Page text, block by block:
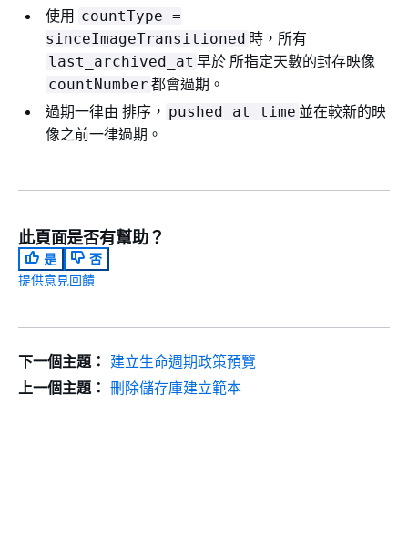
使用 countType =
sinceImageTransitioned 時，所有
last_archived_at 早於 所指定天數的封存映像
countNumber 都會過期。
過期一律由 排序， pushed_at_time 並在較新的映
像之前一律過期。
此頁面是否有幫助？
是
否
提供意見回饋
下一個主題： 建立生命週期政策預覽
上一個主題： 刪除儲存庫建立範本